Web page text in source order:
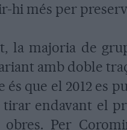
hi més per
la majoria de
amb doble
que el 2012 es
endavant el
Per